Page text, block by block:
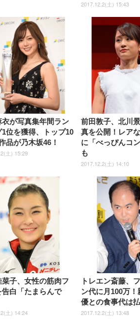
2017.12.2(土) 15:43
衣が写真集年間ラン
1位を獲得、トップ10
品が乃木坂46！
土) 15:29
前田敦子、北川
真を公開！レア
に「べっぴんコ
も
2017.12.2(土) 14:10
菜子、女性の筋肉フ
告白「たまらんで
土) 14:24
トレエン斎藤、
ン代に月100万
優との食事代は
2017.12.2(土) 13:48